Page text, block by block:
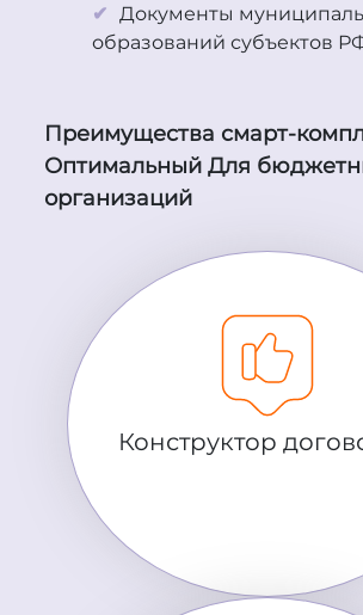
Документы
образований субъектов
Преимущества смарт-
Оптимальный Для
организаций
Конструктор